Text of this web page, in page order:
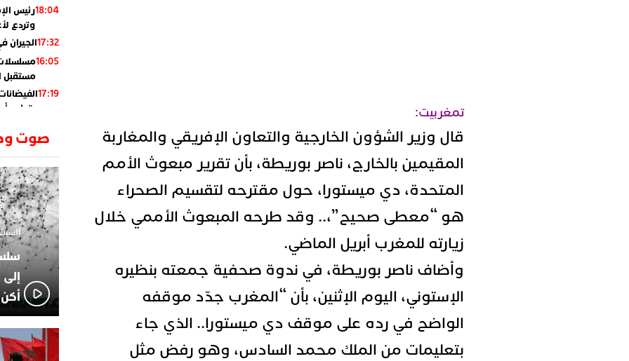
تمغربيت:
قال وزير الشؤون الخارجية والتعاون الإفريقي والمغاربة
المقيمين بالخارج، ناصر بوريطة، بأن تقرير مبعوث الأمم
المتحدة، دي ميستورا، حول مقترحه لتقسيم الصحراء
هو “معطى صحيح”،.. وقد طرحه المبعوث الأممي خلال
زيارته للمغرب أبريل الماضي.
وأضاف ناصر بوريطة، في ندوة صحفية جمعته بنظيره
الإستوني، اليوم الإثنين، بأن “المغرب جدّد موقفه
الواضح في رده على موقف دي ميستورا.. الذي جاء
بتعليمات من الملك محمد السادس، وهو رفض مثل
18:04رئيس
وتردع
17:32الجيران
16:05
مستقبل
17:19
وتطرح
الجزائر
وسقوط
02:06
الركراكي
01:55
هي
14:37
لاعبوا
صوت
السبت 1 فبراير 2025